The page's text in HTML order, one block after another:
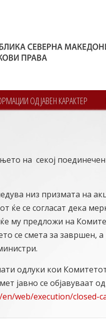
ОД ЈАВЕН КАРАКТЕР
на секој поединечен
низ призмата на
ќе се согласат дека
му предложи на
се смета за завршен,
одлуки кои
јавно се објавуваат
web/execution/closed-